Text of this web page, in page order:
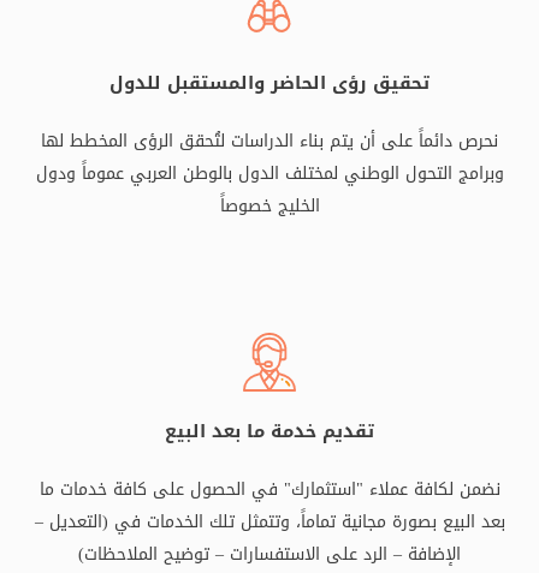
تحقيق رؤى الحاضر والمستقبل للدول
نحرص دائماً على أن يتم بناء الدراسات لتُحقق الرؤى المخطط لها
وبرامج التحول الوطني لمختلف الدول بالوطن العربي عموماً ودول
الخليج خصوصاً
تقديم خدمة ما بعد البيع
نضمن لكافة عملاء "استثمارك" في الحصول على كافة خدمات ما
بعد البيع بصورة مجانية تماماً، وتتمثل تلك الخدمات في (التعديل –
الإضافة – الرد على الاستفسارات – توضيح الملاحظات)